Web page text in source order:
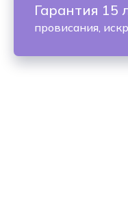
Гарантия 15
провисания,